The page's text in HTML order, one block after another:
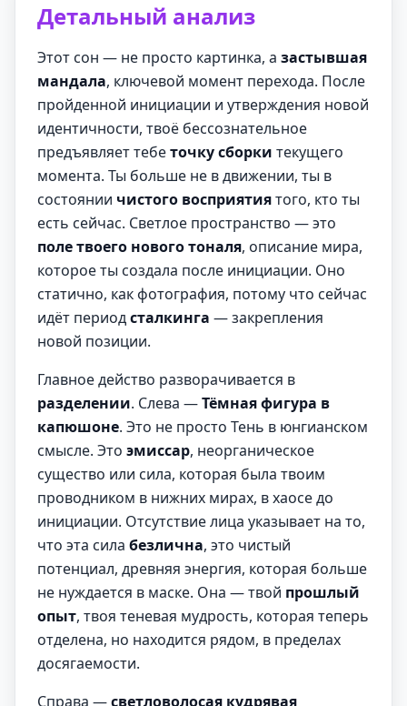
Детальный анализ
Этот сон — не просто картинка, а застывшая
мандала, ключевой момент перехода. После
пройденной инициации и утверждения новой
идентичности, твоё бессознательное
предъявляет тебеточку сборки текущего
момента. Ты больше не в движении, ты в
состоянии чистого восприятиятого, кто ты
есть сейчас. Светлое пространство — это
поле твоего нового тоналя, описание мира,
которое ты создала после инициации. Оно
статично, как фотография, потому что сейчас
идёт периодсталкинга — закрепления
новой позиции.
Главное действо разворачивается в
разделении. Слева —Тёмная фигура в
капюшоне. Это не просто Тень в юнгианском
смысле. Это эмиссар, неорганическое
существо или сила, которая была твоим
проводником в нижних мирах, в хаосе до
инициации. Отсутствие лица указывает на то,
что эта сила безлична, это чистый
потенциал, древняя энергия, которая больше
не нуждается в маске. Она — твой прошлый
опыт, твоя теневая мудрость, которая теперь
отделена, но находится рядом, в пределах
досягаемости.
Справа —светловолосая кудрявая